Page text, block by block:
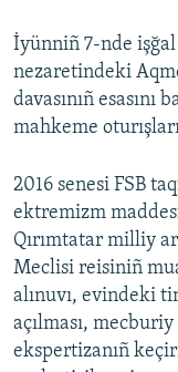
İyünniñ 7-nde
nezaretindeki
davasınıñ esasını
mahkeme
2016 senesi FSB
ektremizm
Qırımtatar milliy
Meclisi reisiniñ
alınuvı, evindeki
açılması,
ekspertizanıñ